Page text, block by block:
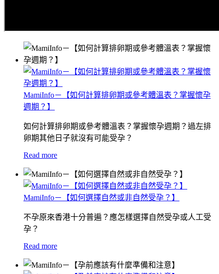
MamiInfo－【如何計算排卵期或參考體溫表？掌握懷孕
週期？】
如何計算排卵期或參考體溫表？掌握懷孕週期？過左排
卵期其他日子就沒有可能受孕？
Read more
MamiInfo－【如何選擇自然或非自然受孕？】
不孕原來香港十分普遍？應怎樣選擇自然受孕或人工受
孕？
Read more